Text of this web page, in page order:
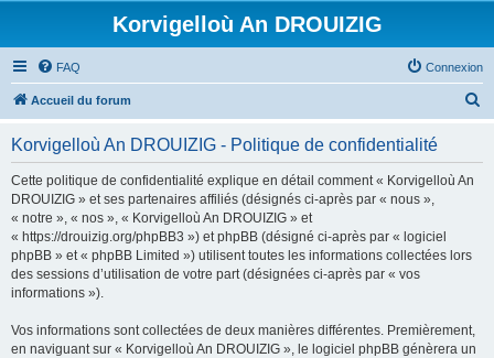
Korvigelloù An DROUIZIG
FAQ Connexion
Accueil du forum
Korvigelloù An DROUIZIG - Politique de confidentialité
Cette politique de confidentialité explique en détail comment « Korvigelloù An
DROUIZIG » et ses partenaires affiliés (désignés ci-après par « nous »,
« notre », « nos », « Korvigelloù An DROUIZIG » et
« https://drouizig.org/phpBB3 ») et phpBB (désigné ci-après par « logiciel
phpBB » et « phpBB Limited ») utilisent toutes les informations collectées lors
des sessions d’utilisation de votre part (désignées ci-après par « vos
informations »).
Vos informations sont collectées de deux manières différentes. Premièrement,
en naviguant sur « Korvigelloù An DROUIZIG », le logiciel phpBB génèrera un